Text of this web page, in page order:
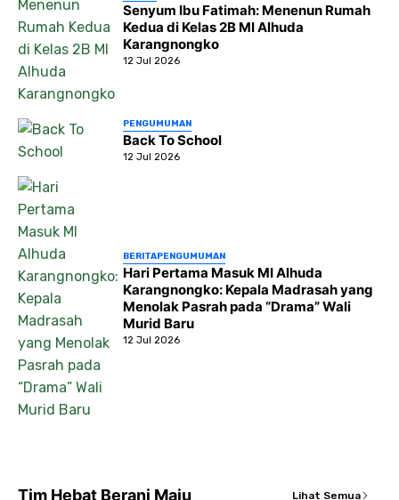
Senyum Ibu Fatimah: Menenun Rumah
Kedua di Kelas 2B MI Alhuda
Karangnongko
12 Jul 2026
PENGUMUMAN
Back To School
12 Jul 2026
BERITAPENGUMUMAN
Hari Pertama Masuk MI Alhuda
Karangnongko: Kepala Madrasah yang
Menolak Pasrah pada “Drama” Wali
Murid Baru
12 Jul 2026
Tim Hebat Berani Maju Lihat Semua